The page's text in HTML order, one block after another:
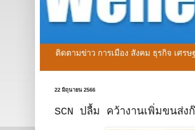
ติดตามข่าว การเมือง สังคม ธุรกิจ เศร
22 มิถุนายน 2566
SCN ปลื้ม คว้างานเพิ่มขน